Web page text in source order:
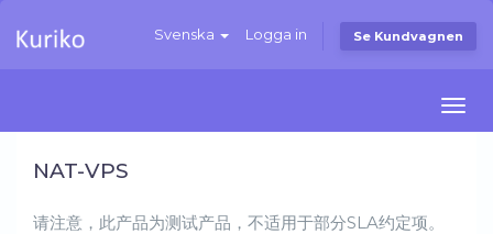
Svenska Logga in Se Kundvagnen
NAT-VPS
请注意，此产品为测试产品，不适用于部分SLA约定项。